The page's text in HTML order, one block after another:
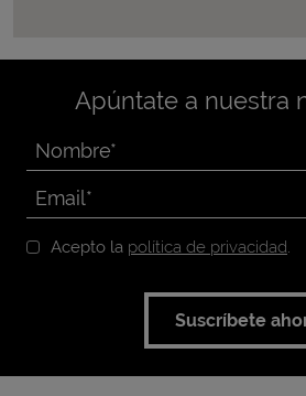
Apúntate a nuestra
Acepto la política de privacidad.
Suscríbete